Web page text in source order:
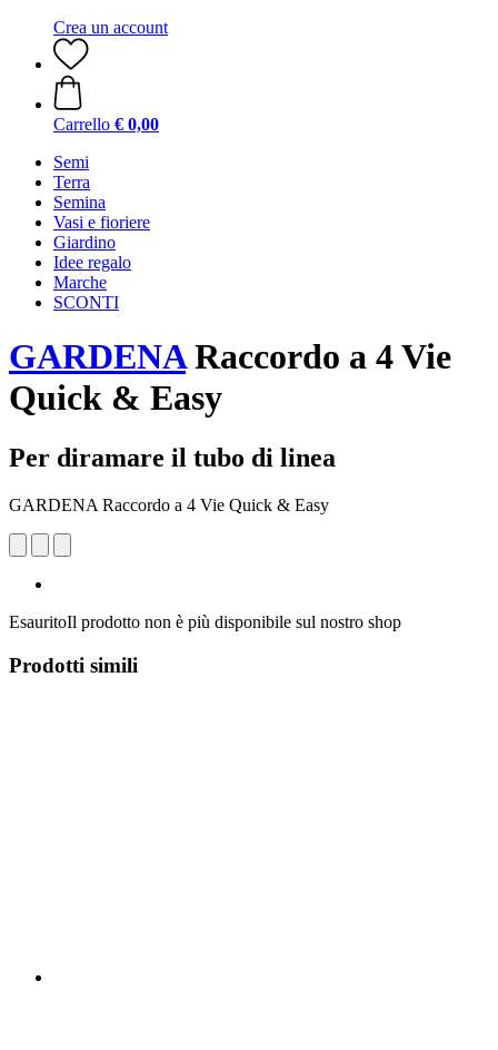
Crea un account
Carrello € 0,00
Semi
Terra
Semina
Vasi e fioriere
Giardino
Idee regalo
Marche
SCONTI
GARDENARaccordo a 4 Vie
Quick & Easy
Per diramare il tubo di linea
GARDENA Raccordo a 4 Vie Quick & Easy
EsauritoIl prodotto non è più disponibile sul nostro shop
Prodotti simili